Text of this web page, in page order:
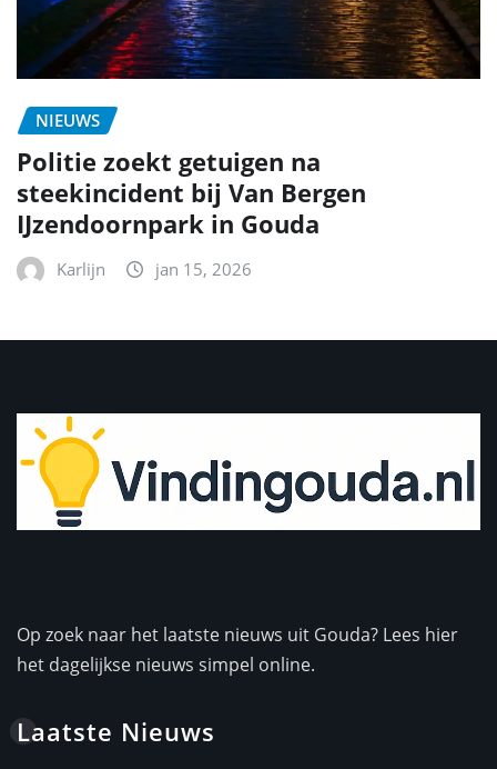
NIEUWS
Politie zoekt getuigen na
steekincident bij Van Bergen
IJzendoornpark in Gouda
Karlijn jan 15, 2026
Op zoek naar het laatste nieuws uit Gouda? Lees hier
het dagelijkse nieuws simpel online.
Laatste Nieuws